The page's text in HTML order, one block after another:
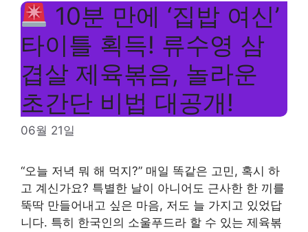
10분 만에 ‘집밥 여신’
타이틀 획득! 류수영 삼
겹살 제육볶음, 놀라운
초간단 비법 대공개!
06월 21일
“오늘 저녁 뭐 해 먹지?” 매일 똑같은 고민, 혹시 하
고 계신가요? 특별한 날이 아니어도 근사한 한 끼를
뚝딱 만들어내고 싶은 마음, 저도 늘 가지고 있었답
니다. 특히 한국인의 소울푸드라 할 수 있는 제육볶